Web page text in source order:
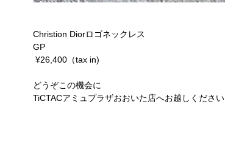
Christion Diorロゴネックレス
GP
¥26,400（tax in)
どうぞこの機会に
TiCTACアミュプラザおおいた店へお越しください